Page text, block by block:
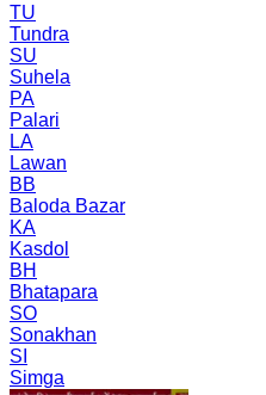
TU
Tundra
SU
Suhela
PA
Palari
LA
Lawan
BB
Baloda Bazar
KA
Kasdol
BH
Bhatapara
SO
Sonakhan
SI
Simga